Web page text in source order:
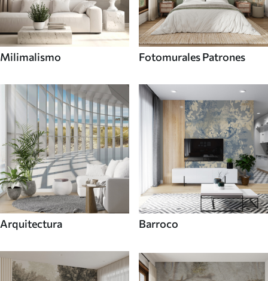
Milimalismo Fotomurales Patrones
Arquitectura Barroco